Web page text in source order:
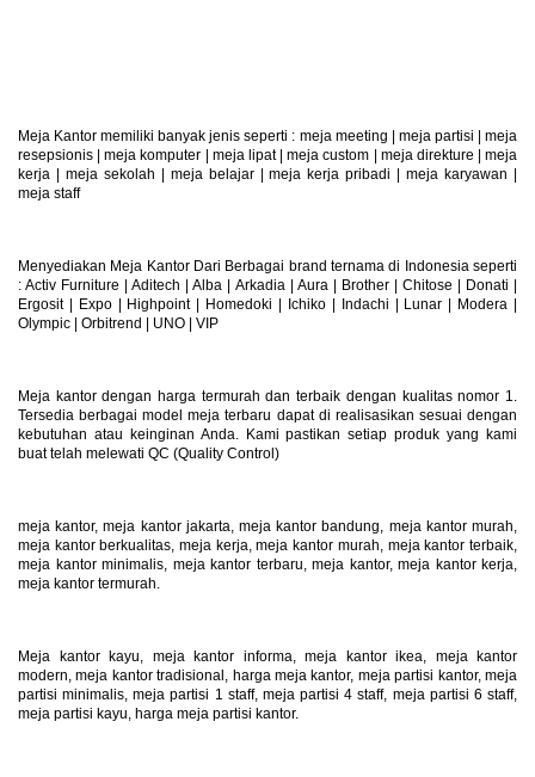
Meja Kantor memiliki banyak jenis seperti : meja meeting meja partisi |meja
resepsionis |meja komputer meja lipat|meja custom meja direkture |meja
kerja
meja sekolah meja belajar|meja kerja pribadi |meja karyawan
meja staff
Menyediakan Meja Kantor Dari Berbagai brand ternama di Indonesia seperti
: Activ Furniture |Aditech |Alba Arkadia| Aura| Brother| Chitose Donati
Ergosit| Expo| Highpoint| Homedoki Ichiko| Indachi Lunar Modera
Olympic
Orbitrend UNO VIP
Meja kantor dengan harga termurah dan terbaik dengan kualitas nomor 1.
Tersedia berbagai model meja terbaru dapat di realisasikan sesuai dengan
kebutuhan atau keinginan Anda. Kami pastikan setiap produk yang kami
buat telah melewati QC (Quality Control)
meja kantor, meja kantor jakarta, meja kantor bandung, meja kantor murah,
meja kantor berkualitas, meja kerja, meja kantor murah, meja kantor terbaik,
meja kantor minimalis, meja kantor terbaru, meja kantor, meja kantor kerja,
meja kantor termurah.
Meja kantor kayu, meja kantor informa, meja kantor ikea, meja kantor
modern, meja kantor tradisional, harga meja kantor, meja partisi kantor, meja
partisi minimalis, meja partisi 1 staff, meja partisi 4 staff, meja partisi 6 staff,
meja partisi kayu, harga meja partisi kantor.